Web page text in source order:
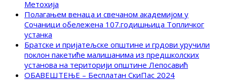
Метохија
Полагањем венаца и свечаном академијом у
Сочаници обележена 107.годишњица Топличког
устанка
Братске и пријатељске општине и грдови уручили
поклон пакетиће малишанима из предшколских
установа на територији општине Лепосавић
ОБАВЕШТЕЊЕ – Бесплатан СкиПас 2024